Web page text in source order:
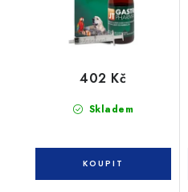
Skladem
402 Kč